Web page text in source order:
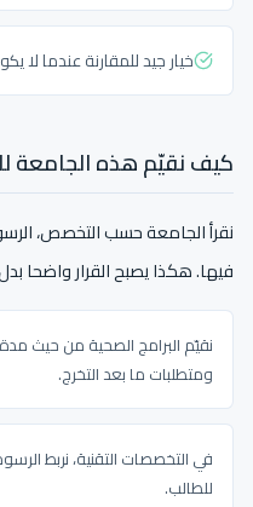
خيار جيد للمقارنة عندما
كيف نقيّم هذه الجامعة
نقرأ الجامعة حسب التخصص،
فيها. هكذا يصبح القرار واضحا
نقيّم البرامج الصحية من حيث مدة
ومتطلبات ما بعد التخرج.
في التخصصات التقنية، نربط
للطالب.